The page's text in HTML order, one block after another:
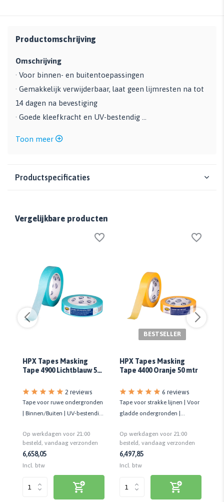
Productomschrijving
Omschrijving
· Voor binnen- en buitentoepassingen
· Gemakkelijk verwijderbaar, laat geen lijmresten na tot
14 dagen na bevestiging
· Goede kleefkracht en UV-bestendig ...
Toon meer
Productspecificaties
Vergelijkbare producten
HPX Tapes Masking
Tape 4900 Lichtblauw 50
2 reviews
Tape voor ruwe ondergronden
| Binnen/Buiten | UV-bestendig
Op werkdagen voor 21:00
besteld, vandaag verzonden
6,658,05
Incl. btw
BESTSELLER
HPX Tapes Masking
Tape 4400 Oranje 50 mtr
6 reviews
Tape voor strakke lijnen | Voor
gladde ondergronden |
Op werkdagen voor 21:00
besteld, vandaag verzonden
6,497,85
Incl. btw